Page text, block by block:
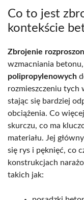
Co to jest
kontekście
Zbrojenie
wzmacniania
polipropylenowych
rozmieszczeniu tych
stając się bardziej
obciążenia. Co
skurczu, co ma
materiału. Jej
się rys i pęknięć, co
konstrukcjach
takich jak: